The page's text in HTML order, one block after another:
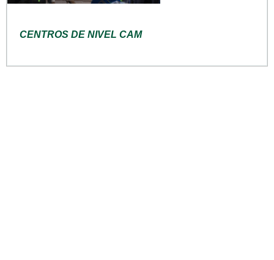
CENTROS DE NIVEL CAM